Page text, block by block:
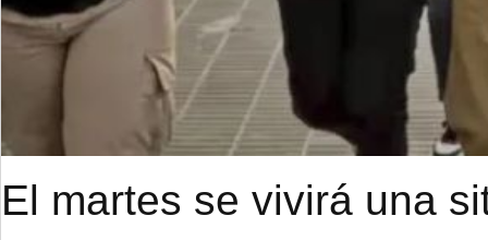
El martes se vivirá una